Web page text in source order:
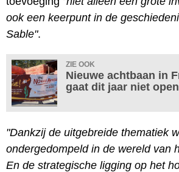
ook een keerpunt in de
Sable".
ZIE OOK
Nieuwe achtbaan in
gaat dit jaar niet open
"Dankzij de uitgebreide thematiek
ondergedompeld in de wereld van
En de strategische ligging op het